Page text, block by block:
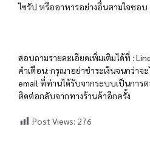
ไซรัป หรืออาหารอย่างอื่นตามใจชอบ
สอบถามรายละเอียดเพิ่มเติมได้ที่ :
คำเตือน: กรุณาอย่าชำระเงินจนกว่าจ
email ที่ท่านได้รับจากระบบเป็นการ
ติดต่อกลับจากทางร้านค้าอีกครั้ง
Post Views: 276